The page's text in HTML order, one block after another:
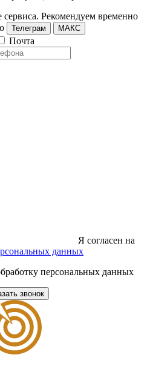
Рекомендуем временно
Телеграм МАКС
Почта
Я согласен на
данных
персональных данных
звонок